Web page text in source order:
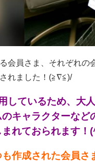
会員さま、それぞれの
れました！(≧∇≦)/
ているため、大
キャラクターな
まれておられます
作成された会員